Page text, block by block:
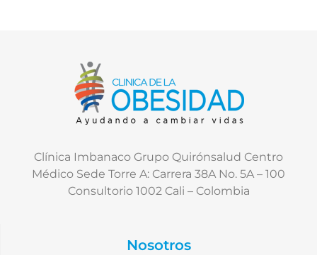
Clínica Imbanaco Grupo Quirónsalud Centro
Médico Sede Torre A: Carrera 38A No. 5A – 100
Consultorio 1002 Cali – Colombia
Nosotros